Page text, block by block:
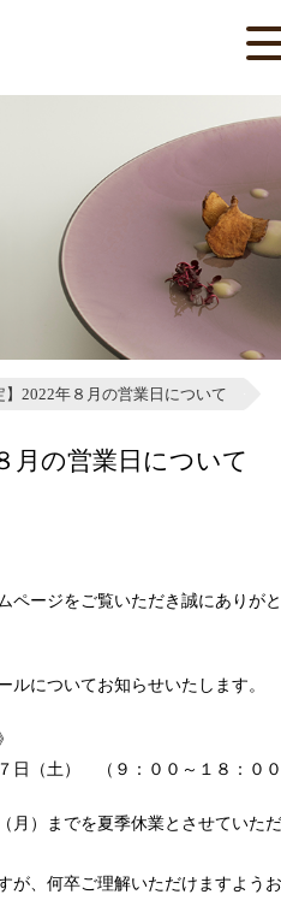
】2022年８月の営業日について
月の営業日について
ージをご覧いただき誠にありが
ルについてお知らせいたします。
日（土） （９：００～１８：０
月）までを夏季休業とさせていた
が、何卒ご理解いただけますよう